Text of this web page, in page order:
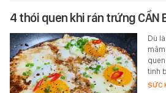
4 thói quen khi rán trứng CẦN
Dù
tình
SỨC